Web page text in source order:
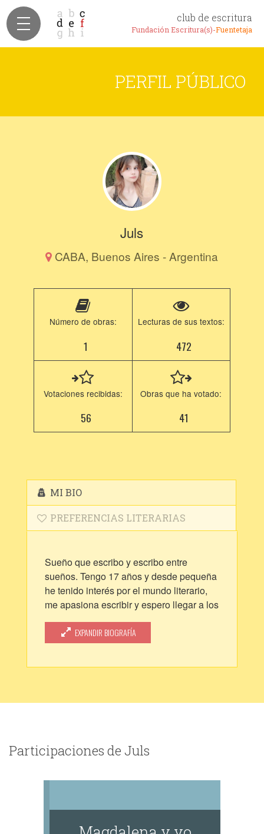
club de escritura
Fundación Escritura(s)-Fuentetaja
PERFIL PÚBLICO
Juls
CABA, Buenos Aires - Argentina
Número de obras:
1
Lecturas de sus textos:
472
Votaciones recibidas:
56
Obras que ha votado:
41
MI BIO
PREFERENCIAS LITERARIAS
Sueño que escribo y escribo entre
sueños. Tengo 17 años y desde pequeña
he tenido interés por el mundo literario,
me apasiona escribir y espero llegar a los
demás con mis relatos. En la escritura
encuentro un refugio, un amigo y una
razón de ser, es a través de las palabras
EXPANDIR BIOGRAFÍA
Participaciones de Juls